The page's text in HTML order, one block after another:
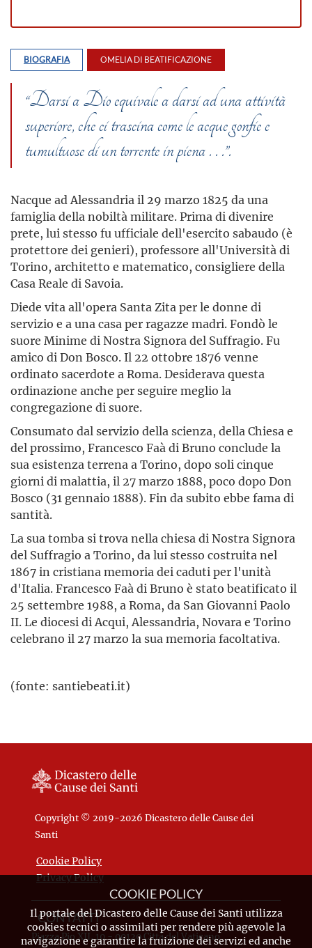
BIOGRAFIA OMELIA DI BEATIFICAZIONE
“Darsi a Dio equivale a darsi ad una attività
superiore, che ci trascina come le acque gonfie e
tumultuose di un torrente in piena . . .”.
Nacque ad Alessandria il 29 marzo 1825 da una
famiglia della nobiltà militare. Prima di divenire
prete, lui stesso fu ufficiale dell'esercito sabaudo (è
protettore dei genieri), professore all'Università di
Torino, architetto e matematico, consigliere della
Casa Reale di Savoia.
Diede vita all'opera Santa Zita per le donne di
servizio e a una casa per ragazze madri. Fondò le
suore Minime di Nostra Signora del Suffragio. Fu
amico di Don Bosco. Il 22 ottobre 1876 venne
ordinato sacerdote a Roma. Desiderava questa
ordinazione anche per seguire meglio la
congregazione di suore.
Consumato dal servizio della scienza, della Chiesa e
del prossimo, Fran­cesco Faà di Bruno conclude la
sua esistenza terrena a Torino, dopo soli cinque
giorni di malattia, il 27 marzo 1888, poco dopo Don
Bosco (31 gennaio 1888). Fin da subito ebbe fama di
santità.
La sua tomba si trova nella chiesa di Nostra Signora
del Suffragio a To­rino, da lui stesso costruita nel
1867 in cristiana memoria dei caduti per l'u­nità
d'Italia. Francesco Faà di Bruno è stato beatificato il
25 settembre 1988, a Roma, da San Giovanni Paolo
II. Le diocesi di Acqui, Alessandria, Novara e Torino
celebrano il 27 marzo la sua memoria facoltativa.
(fonte: santiebeati.it)
Copyright © 2019-2026 Dicastero delle Cause dei
Santi
Cookie Policy
Privacy Policy
CONTATTI
Piazza Pio XII, 10 - 00120 Città del Vaticano
COOKIE POLICY
Il portale del Dicastero delle Cause dei Santi utilizza
cookies tecnici o assimilati per rendere più agevole la
navigazione e garantire la fruizione dei servizi ed anche